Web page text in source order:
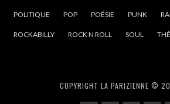
POLITIQUE POP POÉSIE PUNK
ROCKABILLY ROCK N ROLL SOUL
COPYRIGHT LA PARIZIENNE ©